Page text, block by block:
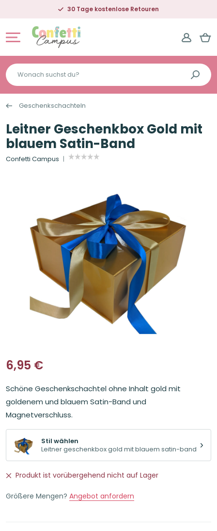
30 Tage kostenlose Retouren
Wonach
suchst
du?
Geschenkschachteln
Leitner Geschenkbox Gold mit
blauem Satin-Band
Confetti Campus
6,95 €
Schöne Geschenkschachtel ohne Inhalt gold mit
goldenem und blauem Satin-Band und
Magnetverschluss.
Stil wählen
Leitner geschenkbox gold mit blauem satin-band
Produkt ist vorübergehend nicht auf Lager
Größere Mengen? Angebot anfordern